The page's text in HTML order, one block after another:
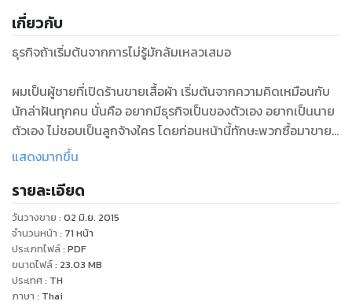
เกี่ยวกับ
ธุรกิจถ้าเริ่มต้นจากการไม่รู้มักล้มเหลวเสมอ
ผมเป็นผู้ชายที่เปิดร้านขายเสื้อผ้า เริ่มต้นจากความคิดเหมือนกับ
นักล่าฝันทุกคน นั่นคือ อยากมีธุรกิจเป็นของตัวเอง อยากเป็นนาย
ตัวเอง ไม่ชอบเป็นลูกจ้างใคร โดยก่อนหน้านี้ทักษะพวกซื้อมาขาย
ไป หยิบจับนั่นนี่สร้างรายได้ ขายของทำเงินส่วนตัวก็พอมีทักษะนั้น
ดังนั้นไม่รอช้าคิดได้ก็เริ่มต้นขายเสื้อผ้าครั้งแรกด้วยเงินทุนก้อน
แรกราว 6 หลัก คิดว่าตัวเองวางแผนจัดแจง เตรียมความพร้อม
หาข้อมูลเท่าที่พอหาได้เองเป็นอย่างดี ทุนก้อนแรกแบ่งสันปันส่วน
วาดฝันสวยหรูไว้ว่า ทำเลดี สินค้าเยี่ยม หน้าร้านยอด ยังไงต้อง
สร้างรายได้ถล่มทลายแน่นอน
แสดงมากขึ้น
รายละเอียด
วันวางขาย : 02 มิ.ย. 2015
จำนวนหน้า : 71 หน้า
ประเภทไฟล์: PDF
ขนาดไฟล์: 23.03 MB
ประเทศ: TH
ภาษา : Thai